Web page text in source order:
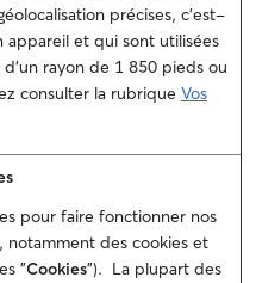
précises, c'est-
et qui sont utilisées
rayon de 1 850 pieds ou
consulter la rubrique Vos
pour faire fonctionner nos
notamment des cookies et
"Cookies"). La plupart des